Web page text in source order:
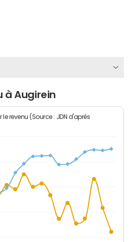
à Augirein
revenu (Source : JDN d'après